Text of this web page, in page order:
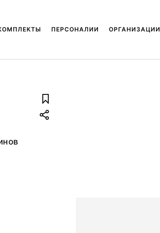
ПЕРСОНАЛИИ ОРГАНИЗАЦИИ